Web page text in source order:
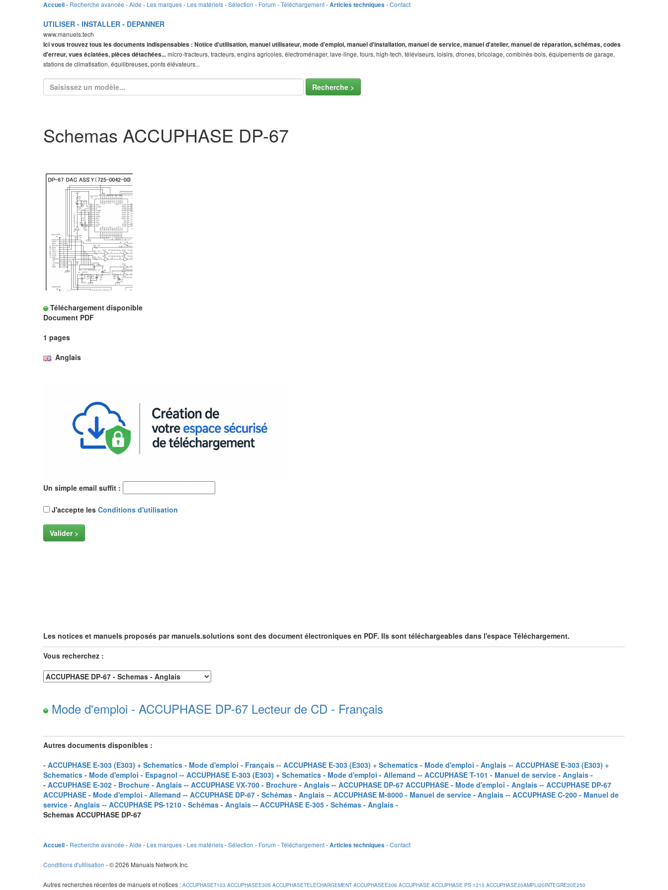
Accueil- Recherche avancée -Aide - Les marques- Les matériels-Sélection - Forum -Téléchargement-Articles techniques -Contact
UTILISER - INSTALLER - DEPANNER
www.manuels.tech
Ici vous trouvez tous les documents indispensables : Notice d'utilisation, manuel utilisateur, mode d'emploi, manuel d'installation, manuel de service, manuel d'atelier, manuel de réparation, schémas, codes
d'erreur, vues éclatées, pièces détachées...micro-tracteurs, tracteurs, engins agricoles, électroménager, lave-linge, fours, high-tech, téléviseurs, loisirs, drones, bricolage, combinés-bois, équipements de garage,
stations de climatisation, équilibreuses, ponts élévateurs...
Recherche >
Schemas ACCUPHASE DP-67
Téléchargement disponible
Document PDF
1 pages
Anglais
Un simple email suffit :
J'accepte les Conditions d'utilisation
Valider >
Les notices et manuels proposés par manuels.solutions sont des document électroniques en PDF. Ils sont téléchargeables dans l'espace Téléchargement.
Vous recherchez :
Mode d'emploi - ACCUPHASE DP-67 Lecteur de CD - Français
Autres documents disponibles :
- ACCUPHASE E-303 (E303) + Schematics - Mode d'emploi - Français -- ACCUPHASE E-303 (E303) + Schematics - Mode d'emploi - Anglais -- ACCUPHASE E-303 (E303) +
Schematics - Mode d'emploi - Espagnol -- ACCUPHASE E-303 (E303) + Schematics - Mode d'emploi - Allemand -- ACCUPHASE T-101 - Manuel de service - Anglais -
- ACCUPHASE E-302 - Brochure - Anglais -- ACCUPHASE VX-700 - Brochure - Anglais -- ACCUPHASE DP-67 ACCUPHASE - Mode d'emploi - Anglais -- ACCUPHASE DP-67
ACCUPHASE - Mode d'emploi - Allemand -- ACCUPHASE DP-67 - Schémas - Anglais -- ACCUPHASE M-8000 - Manuel de service - Anglais -- ACCUPHASE C-200 - Manuel de
service - Anglais -- ACCUPHASE PS-1210 - Schémas - Anglais -- ACCUPHASE E-305 - Schémas - Anglais -
Schemas ACCUPHASE DP-67
Accueil- Recherche avancée -Aide - Les marques- Les matériels-Sélection - Forum -Téléchargement-Articles techniques -Contact
Conditions d'utilisation - © 2026 Manuals Network Inc.
Autres recherches récentes de manuels et notices : ACCUPHASET103 ACCUPHASEE305 ACCUPHASETELECHARGEMENT ACCUPHASEE206 ACCUPHASE ACCUPHASE PS 1210 ACCUPHASE20AMPLI20INTEGRE20E250